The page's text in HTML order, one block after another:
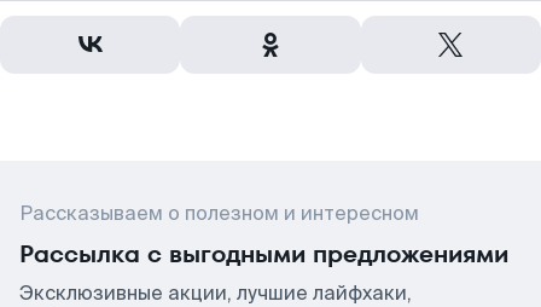
Рассказываем о полезном и интересном
Рассылка с выгодными предложениями
Эксклюзивные акции, лучшие лайфхаки,